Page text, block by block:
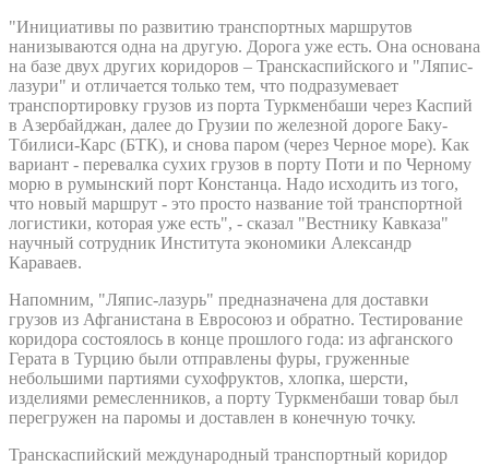
"Инициативы по развитию транспортных маршрутов
нанизываются одна на другую. Дорога уже есть. Она основана
на базе двух других коридоров – Транскаспийского и "Ляпис-
лазури" и отличается только тем, что подразумевает
транспортировку грузов из порта Туркменбаши через Каспий
в Азербайджан, далее до Грузии по железной дороге Баку-
Тбилиси-Карс (БТК), и снова паром (через Черное море). Как
вариант - перевалка сухих грузов в порту Поти и по Черному
морю в румынский порт Констанца. Надо исходить из того,
что новый маршрут - это просто название той транспортной
логистики, которая уже есть", - сказал "Вестнику Кавказа"
научный сотрудник Института экономики Александр
Караваев.
Напомним, "Ляпис-лазурь" предназначена для доставки
грузов из Афганистана в Евросоюз и обратно. Тестирование
коридора состоялось в конце прошлого года: из афганского
Герата в Турцию были отправлены фуры, груженные
небольшими партиями сухофруктов, хлопка, шерсти,
изделиями ремесленников, а порту Туркменбаши товар был
перегружен на паромы и доставлен в конечную точку.
Транскаспийский международный транспортный коридор